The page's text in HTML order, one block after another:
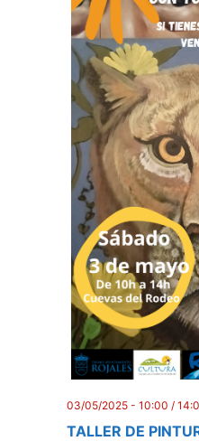
TALLER DE
03/05/2025 - 10:00 /